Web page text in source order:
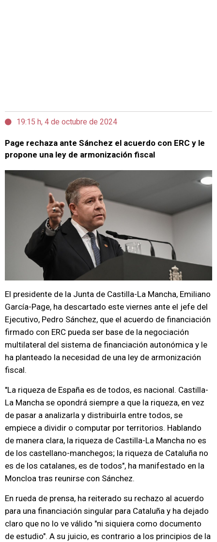
19:15 h, 4 de octubre de 2024
Page rechaza ante Sánchez el acuerdo con ERC y le
propone una ley de armonización fiscal
El presidente de la Junta de Castilla-La Mancha, Emiliano
García-Page, ha descartado este viernes ante el jefe del
Ejecutivo, Pedro Sánchez, que el acuerdo de financiación
firmado con ERC pueda ser base de la negociación
multilateral del sistema de financiación autonómica y le
ha planteado la necesidad de una ley de armonización
fiscal.
"La riqueza de España es de todos, es nacional. Castilla-
La Mancha se opondrá siempre a que la riqueza, en vez
de pasar a analizarla y distribuirla entre todos, se
empiece a dividir o computar por territorios. Hablando
de manera clara, la riqueza de Castilla-La Mancha no es
de los castellano-manchegos; la riqueza de Cataluña no
es de los catalanes, es de todos", ha manifestado en la
Moncloa tras reunirse con Sánchez.
En rueda de prensa, ha reiterado su rechazo al acuerdo
para una financiación singular para Cataluña y ha dejado
claro que no lo ve válido "ni siquiera como documento
de estudio". A su juicio, es contrario a los principios de la